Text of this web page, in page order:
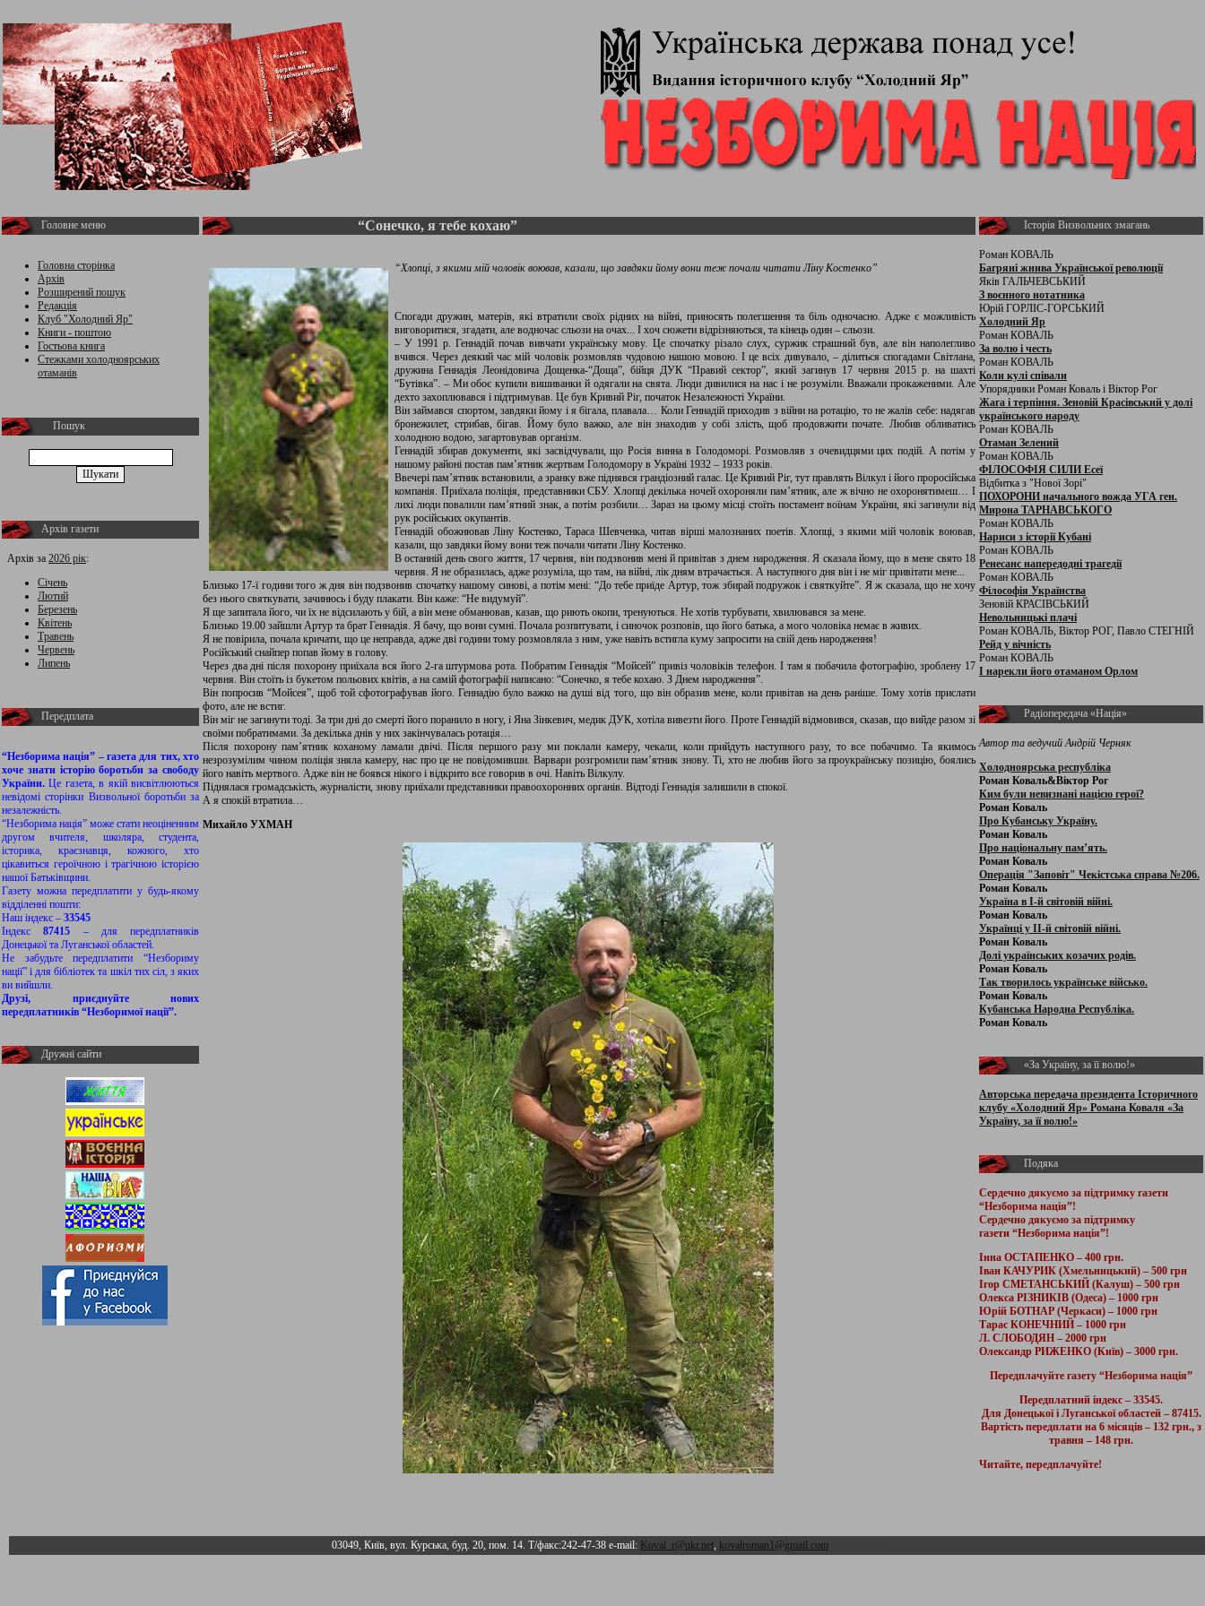
Головне меню
Головна сторінка
Архів
Розширений пошук
Редакція
Клуб "Холодний Яр"
Книги - поштою
Гостьова книга
Стежками холодноярських
отаманів
Пошук
Архів газети
Архів за 2026 рік:
Січень
Лютий
Березень
Квітень
Травень
Червень
Липень
Передплата
“Незборима нація” – газета для тих, хто
хоче знати історію боротьби за свободу
України.Це газета, в якій висвітлюються
невідомі сторінки Визвольної боротьби за
незалежність.
“Незборима нація” може стати неоціненним
другом вчителя, школяра, студента,
історика, краєзнавця, кожного, хто
цікавиться героїчною і трагічною історією
нашої Батьківщини.
Газету можна передплатити у будь-якому
відділенні пошти:
Наш індекс – 33545
Індекс87415 – для передплатників
Донецької та Луганської областей.
Не забудьте передплатити “Незбориму
нації” і для бібліотек та шкіл тих сіл, з яких
ви вийшли.
Друзі, приєднуйте нових
передплатників “Незборимої нації”.
Дружні сайти
“Сонечко, я тебе кохаю”
“Хлопці, з якими мій чоловік воював, казали, що завдяки йомувони теж почали читати Ліну Костенко”
Спогади дружин, матерів, які втратили своїх рідних на війні, приносять полегшення та біль одночасно. Адже є можливість
виговоритися, згадати, але водночас сльози на очах... І хоч сюжети відрізняються, та кінець один – сльози.
– У 1991 р. Геннадій почав вивчати українську мову. Це спочатку різало слух, суржик страшний був, але він наполегливо
вчився. Через деякий час мій чоловік розмовляв чудовою нашою мовою. І це всіх дивувало, – ділиться спогадами Світлана,
дружина Геннадія Леонідовича Дощенка-“Доща”, бійця ДУК “Правий сектор”, який загинув 17 червня 2015 р. на шахті
“Бутівка”. – Ми обоє купили вишиванки й одягали на свята. Люди дивилися на нас і не розуміли. Вважали прокаженими. Але
дехто захоплювався і підтримував. Це був Кривий Ріг, початок Незалежності України.
Він займався спортом, завдяки йому і я бігала, плавала… Коли Геннадій приходив з війни на ротацію, то не жалів себе: надягав
бронежилет, стрибав, бігав. Йому було важко, але він знаходив у собі злість, щоб продовжити почате. Любив обливатись
холодною водою, загартовував організм.
Геннадій збирав документи, які засвідчували, що Росія винна в Голодоморі. Розмовляв з очевидцями цих подій. А потім у
нашому районі постав пам’ятник жертвам Голодомору в Україні 1932 – 1933 років.
Ввечері пам’ятник встановили, а зранку вже піднявся грандіозний галас. Це Кривий Ріг, тут правлять Вілкул і його проросійська
компанія. Приїхала поліція, представники СБУ. Хлопці декілька ночей охороняли пам’ятник, але ж вічно не охоронятимеш… І
лихі люди повалили пам’ятний знак, а потім розбили… Зараз на цьому місці стоїть постамент воїнам України, які загинули від
рук російських окупантів.
Геннадій обожнював Ліну Костенко, Тараса Шевченка, читав вірші малознаних поетів. Хлопці, з якими мій чоловік воював,
казали, що завдяки йому вони теж почали читати Ліну Костенко.
В останній день свого життя, 17 червня, він подзвонив мені й привітав з днем народження. Я сказала йому, що в мене свято 18
червня. Я не образилась, адже розуміла, що там, на війні, лік дням втрачається. А наступного дня він і не міг привітати мене...
Близько 17-ї години того ж дня він подзвонив спочатку нашому синові, а потім мені: “До тебе приїде Артур, тож збирай подружок і святкуйте”. Я ж сказала, що не хочу
без нього святкувати, зачинюсь і буду плакати. Він каже: “Не видумуй”.
Я ще запитала його, чи їх не відсилають у бій, а він мене обманював, казав, що риють окопи, тренуються. Не хотів турбувати, хвилювався за мене.
Близько 19.00 зайшли Артур та брат Геннадія. Я бачу, що вони сумні. Почала розпитувати, і синочок розповів, що його батька, а мого чоловіка немає в живих.
Я не повірила, почала кричати, що це неправда, адже дві години тому розмовляла з ним, уже навіть встигла куму запросити на свій день народження!
Російський снайпер попав йому в голову.
Через два дні після похорону приїхала вся його 2-га штурмова рота. Побратим Геннадія “Мойсей” привіз чоловіків телефон. І там я побачила фотографію, зроблену 17
червня. Він стоїть із букетом польових квітів, а на самій фотографії написано: “Сонечко, я тебе кохаю. З Днем народження”.
Він попросив “Мойсея”, щоб той сфотографував його. Геннадію було важко на душі від того, що він образив мене, коли привітав на день раніше. Тому хотів прислати
фото, але не встиг.
Він міг не загинути тоді. За три дні до смерті його поранило в ногу, і Яна Зінкевич, медик ДУК, хотіла вивезти його. Проте Геннадій відмовився, сказав, що вийде разом зі
своїми побратимами. За декілька днів у них закінчувалась ротація…
Після похорону пам’ятник коханому ламали двічі. Після першого разу ми поклали камеру, чекали, коли прийдуть наступного разу, то все побачимо. Та якимось
незрозумілим чином поліція зняла камеру, нас про це не повідомивши. Варвари розгромили пам’ятник знову. Ті, хто не любив його за проукраїнську позицію, боялись
його навіть мертвого. Адже він не боявся нікого і відкрито все говорив в очі. Навіть Вілкулу.
Піднялася громадськість, журналісти, знову приїхали представники правоохоронних органів. Відтоді Геннадія залишили в спокої.
А я спокій втратила…
Михайло УХМАН
Історія Визвольних змагань
Роман КОВАЛЬ
Багряні жнива Української революції
Яків ГАЛЬЧЕВСЬКИЙ
З воєнного нотатника
Юрій ГОРЛІС-ГОРСЬКИЙ
Холодний Яр
Роман КОВАЛЬ
За волю і честь
Роман КОВАЛЬ
Коли кулі співали
Упорядники Роман Коваль і Віктор Рог
Жага і терпіння. Зеновій Красівський у долі
українського народу
Роман КОВАЛЬ
Отаман Зелений
Роман КОВАЛЬ
ФІЛОСОФІЯ СИЛИ Есеї
Відбитка з "Нової Зорі"
ПОХОРОНИ начального вожда УГА ген.
Мирона ТАРНАВСЬКОГО
Роман КОВАЛЬ
Нариси з історії Кубані
Роман КОВАЛЬ
Ренесанс напередодні трагедії
Роман КОВАЛЬ
Філософія Українства
Зеновій КРАСІВСЬКИЙ
Невольницькі плачі
Роман КОВАЛЬ, Віктор РОГ, Павло СТЕГНІЙ
Рейд у вічність
Роман КОВАЛЬ
І нарекли його отаманом Орлом
Радіопередача «Нація»
Автор та ведучий Андрій Черняк
Холодноярська республіка
Роман Коваль&Віктор Рог
Ким були невизнані нацією герої?
Роман Коваль
Про Кубанську Україну.
Роман Коваль
Про національну пам’ять.
Роман Коваль
Операція "Заповіт" Чекістська справа №206.
Роман Коваль
Україна в І-й світовій війні.
Роман Коваль
Українці у ІІ-й світовій війні.
Роман Коваль
Долі українських козачих родів.
Роман Коваль
Так творилось українське військо.
Роман Коваль
Кубанська Народна Республіка.
Роман Коваль
«За Україну, за її волю!»
Авторська передача президента Історичного
клубу «Холодний Яр» Романа Коваля «За
Україну, за її волю!»
Подяка
Сердечно дякуємо за підтримку газети
“Незборима нація”!
Сердечно дякуємо за підтримку
газети “Незборима нація”!
Інна ОСТАПЕНКО – 400 грн.
Іван КАЧУРИК (Хмельницький) – 500 грн
Ігор СМЕТАНСЬКИЙ (Калуш) – 500 грн
Олекса РІЗНИКІВ (Одеса) – 1000 грн
Юрій БОТНАР (Черкаси) – 1000 грн
Тарас КОНЕЧНИЙ – 1000 грн
Л. СЛОБОДЯН – 2000 грн
Олександр РИЖЕНКО (Київ) – 3000 грн.
Передплачуйте газету “Незборима нація”
Передплатний індекс – 33545.
Для Донецької і Луганської областей – 87415.
Вартість передплати на 6 місяців – 132 грн., з
травня – 148 грн.
Читайте, передплачуйте!
03049, Київ, вул. Курська, буд. 20, пом. 14. Т/факс:242-47-38 e-mail: Koval_r@ukr.net, kovalroman1@gmail.com